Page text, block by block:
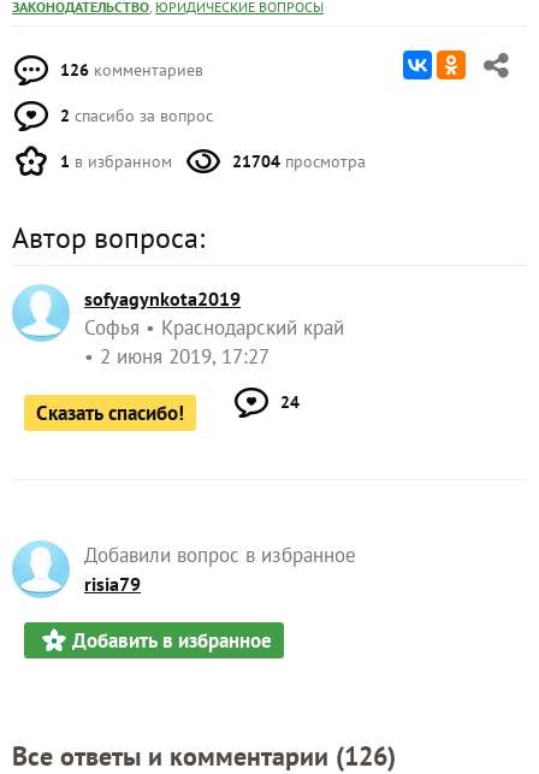
ЗАКОНОДАТЕЛЬСТВО, ЮРИДИЧЕСКИЕ ВОПРОСЫ
126 комментариев
2 спасибо за вопрос
1 в избранном 21704 просмотра
Автор вопроса:
sofyagynkota2019
Софья
Краснодарский край
2 июня 2019, 17:27
Сказать спасибо! 24
Добавили вопрос в избранное
risia79
Добавить в избранное
Все ответы и комментарии (126)